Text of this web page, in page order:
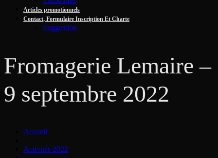
Articles promotionnels
Contact, Formulaire Inscription Et Charte
Suggestion
Fromagerie Lemaire –
9 septembre 2022
Accueil
Activités 2022